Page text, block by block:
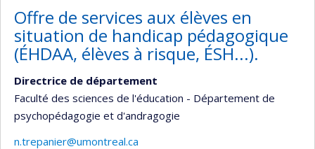
Offre de services aux élèves en
situation de handicap pédagogique
(ÉHDAA, élèves à risque, ÉSH...).
Directrice de département
Faculté des sciences de l'éducation - Département de
psychopédagogie et d'andragogie
n.trepanier@umontreal.ca